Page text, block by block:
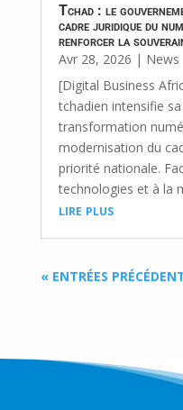
Tchad : le
cadre juridique du
renforcer la
Avr 28, 2026 | News
[Digital Business
tchadien intensifie
transformation
modernisation du
priorité nationale.
technologies et à la
lire plus
« ENTRÉES